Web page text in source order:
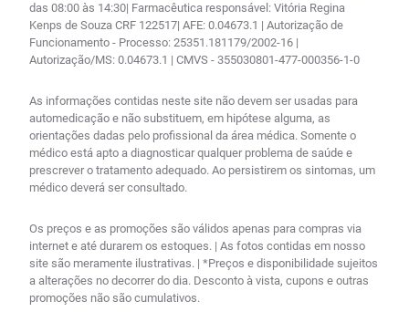
das 08:00 às 14:30| Farmacêutica responsável: Vitória Regina
Kenps de Souza CRF 122517| AFE: 0.04673.1 | Autorização de
Funcionamento - Processo: 25351.181179/2002-16 |
Autorização/MS: 0.04673.1 | CMVS - 355030801-477-000356-1-0
As informações contidas neste site não devem ser usadas para
automedicação e não substituem, em hipótese alguma, as
orientações dadas pelo profissional da área médica. Somente o
médico está apto a diagnosticar qualquer problema de saúde e
prescrever o tratamento adequado. Ao persistirem os sintomas, um
médico deverá ser consultado.
Os preços e as promoções são válidos apenas para compras via
internet e até durarem os estoques. | As fotos contidas em nosso
site são meramente ilustrativas. | *Preços e disponibilidade sujeitos
a alterações no decorrer do dia. Desconto à vista, cupons e outras
promoções não são cumulativos.